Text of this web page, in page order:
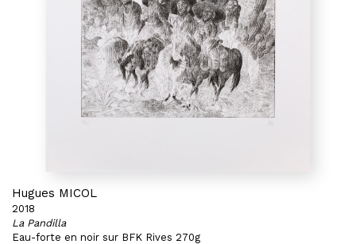
Hugues MICOL
2018
La Pandilla
Eau-forte en noir sur BFK Rives 270g